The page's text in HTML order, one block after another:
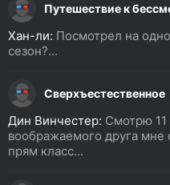
Путешествие к
Хан-ли: Посмотрел на
сезон?...
Сверхъестественное
Дин Винчестер: Смотрю 11
воображаемого друга мне
прям класс...